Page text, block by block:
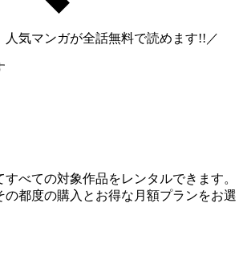
人気マンガが全話無料で読めます!!／
べての対象作品をレンタルできます。
の都度の購入とお得な月額プランをお選